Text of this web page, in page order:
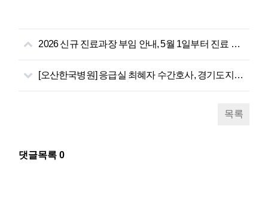
2026 신규 진료과장 부임 안내, 5월 1일부터 진료 시작!
[오산한국병원] 응급실 최혜자 수간호사, 경기도지사 표창장 수상!
목록
댓글목록0